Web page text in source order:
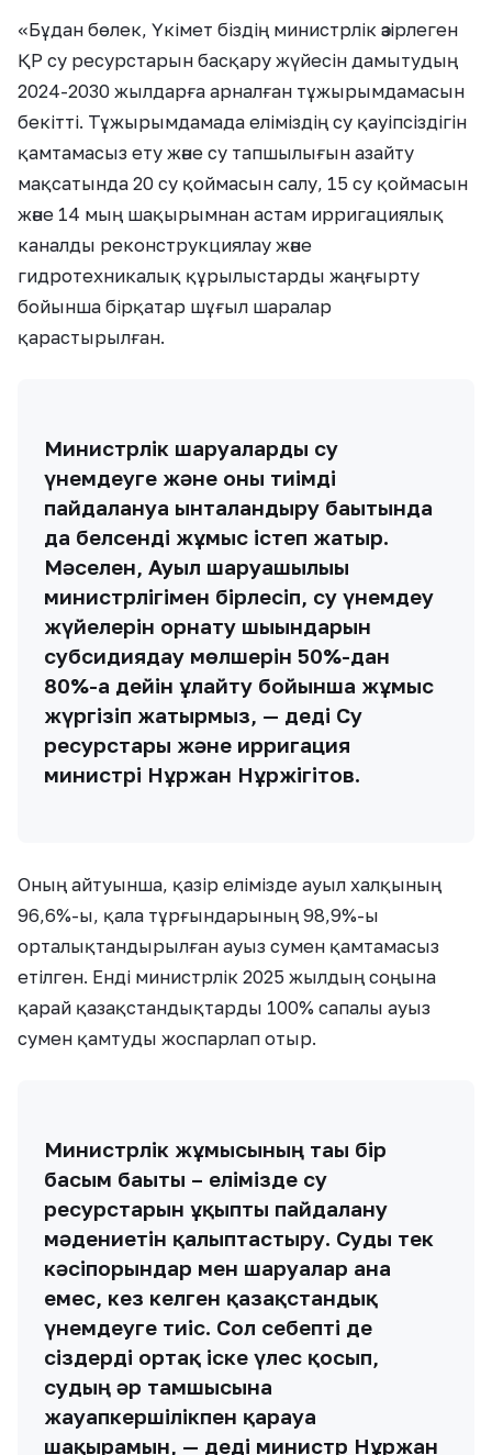
«Бұдан бөлек, Үкімет біздің министрлік әзірлеген
ҚР су ресурстарын басқару жүйесін дамытудың
2024-2030 жылдарға арналған тұжырымдамасын
бекітті. Тұжырымдамада еліміздің су қауіпсіздігін
қамтамасыз ету және су тапшылығын азайту
мақсатында 20 су қоймасын салу, 15 су қоймасын
және 14 мың шақырымнан астам ирригациялық
каналды реконструкциялау және
гидротехникалық құрылыстарды жаңғырту
бойынша бірқатар шұғыл шаралар
қарастырылған.
Министрлік шаруаларды су
үнемдеуге және оны тиімді
пайдалануға ынталандыру бағытында
да белсенді жұмыс істеп жатыр.
Мәселен, Ауыл шаруашылығы
министрлігімен бірлесіп, су үнемдеу
жүйелерін орнату шығындарын
субсидиядау мөлшерін 50%-дан
80%-ға дейін ұлғайту бойынша жұмыс
жүргізіп жатырмыз, — деді Су
ресурстары және ирригация
министрі Нұржан Нұржігітов.
Оның айтуынша, қазір елімізде ауыл халқының
96,6%-ы, қала тұрғындарының 98,9%-ы
орталықтандырылған ауыз сумен қамтамасыз
етілген. Енді министрлік 2025 жылдың соңына
қарай қазақстандықтарды 100% сапалы ауыз
сумен қамтуды жоспарлап отыр.
Министрлік жұмысының тағы бір
басым бағыты – елімізде су
ресурстарын ұқыпты пайдалану
мәдениетін қалыптастыру. Суды тек
кәсіпорындар мен шаруалар ғана
емес, кез келген қазақстандық
үнемдеуге тиіс. Сол себепті де
сіздерді ортақ іске үлес қосып,
судың әр тамшысына
жауапкершілікпен қарауға
шақырамын, — деді министр Нұржан